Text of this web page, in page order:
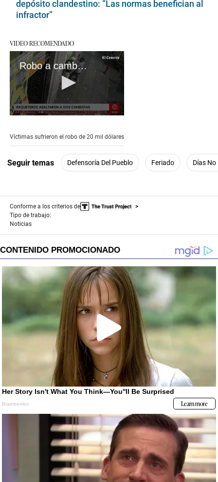
depósito clandestino: “Las normas benefician al
infractor”
VIDEO RECOMENDADO
Robo a cambistas en el Centro de Lima
of
seconds
Víctimas sufrieron el robo de 20 mil dólares
Seguir temas Defensoría Del Pueblo Feriado Días
Conforme a los criterios de
Tipo de trabajo:
Noticias